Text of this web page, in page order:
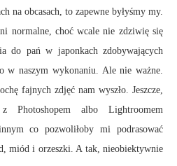
na obcasach, to zapewne byłyśmy my.
normalne, choć wcale nie zdziwię się
do pań w japonkach zdobywających
w naszym wykonaniu. Ale nie ważne.
fajnych zdjęć nam wyszło. Jeszcze,
Photoshopem albo Lightroomem
co pozwoliłoby mi podrasować
miód i orzeszki. A tak, nieobiektywnie